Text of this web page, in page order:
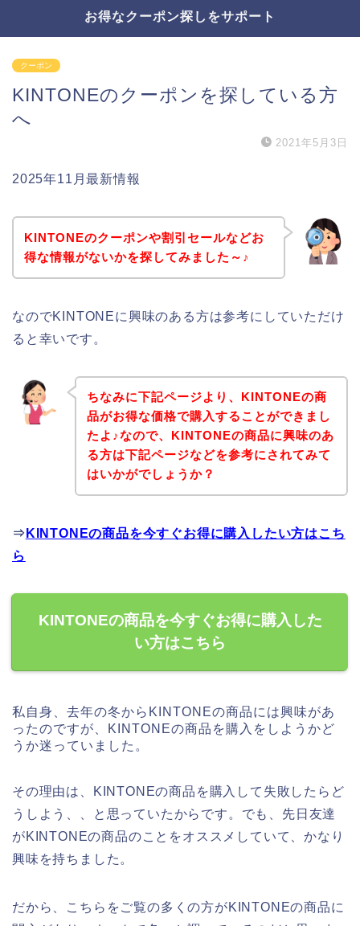
お得なクーポン探しをサポート
クーポン
KINTONEのクーポンを探している方
へ
2021年5月3日
2025年11月最新情報
KINTONEのクーポンや割引セールなどお
得な情報がないかを探してみました～♪
なのでKINTONEに興味のある方は参考にしていただけ
ると幸いです。
ちなみに下記ページより、KINTONEの商
品がお得な価格で購入することができまし
たよ♪なので、KINTONEの商品に興味のあ
る方は下記ページなどを参考にされてみて
はいかがでしょうか？
⇒ KINTONEの商品を今すぐお得に購入したい方はこち
ら
KINTONEの商品を今すぐお得に購入した
い方はこちら
私自身、去年の冬からKINTONEの商品には興味があ
ったのですが、KINTONEの商品を購入をしようかど
うか迷っていました。
その理由は、KINTONEの商品を購入して失敗したらど
うしよう、、と思っていたからです。でも、先日友達
がKINTONEの商品のことをオススメしていて、かなり
興味を持ちました。
だから、こちらをご覧の多くの方がKINTONEの商品に